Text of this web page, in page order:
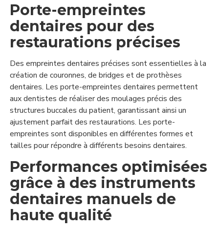
Porte-empreintes
dentaires pour des
restaurations précises
Des empreintes dentaires précises sont essentielles à la
création de couronnes, de bridges et de prothèses
dentaires. Les porte-empreintes dentaires permettent
aux dentistes de réaliser des moulages précis des
structures buccales du patient, garantissant ainsi un
ajustement parfait des restaurations. Les porte-
empreintes sont disponibles en différentes formes et
tailles pour répondre à différents besoins dentaires.
Performances optimisées
grâce à des instruments
dentaires manuels de
haute qualité